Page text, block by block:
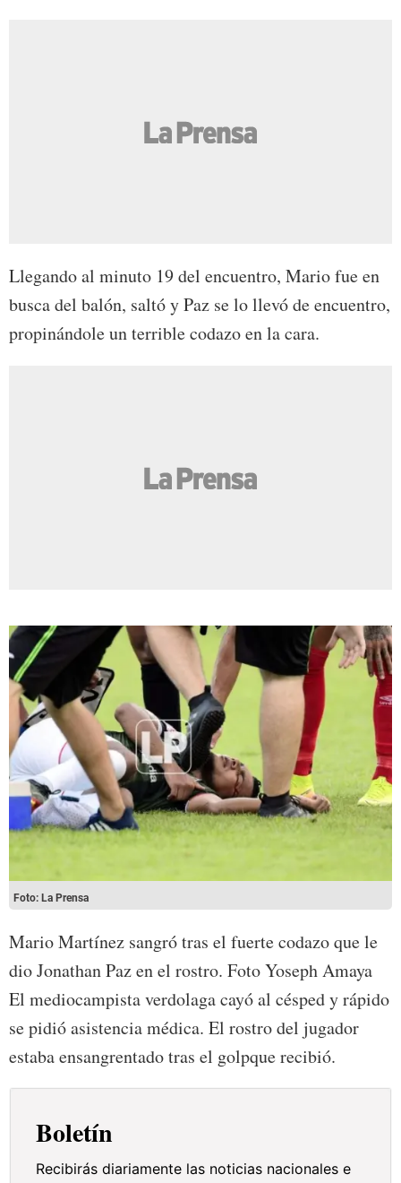
Llegando al minuto 19 del encuentro, Mario fue en
busca del balón, saltó y Paz se lo llevó de encuentro,
propinándole un terrible codazo en la cara.
Foto: La Prensa
Mario Martínez sangró tras el fuerte codazo que le
dio Jonathan Paz en el rostro. Foto Yoseph Amaya
El mediocampista verdolaga cayó al césped y rápido
se pidió asistencia médica. El rostro del jugador
estaba ensangrentado tras el golpque recibió.
Boletín
Recibirás diariamente las noticias nacionales e